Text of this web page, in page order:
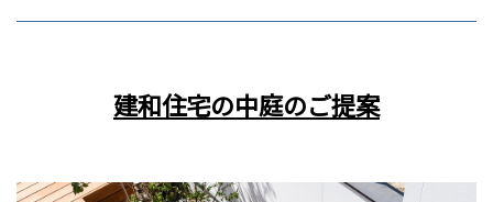
建和住宅の中庭のご提案